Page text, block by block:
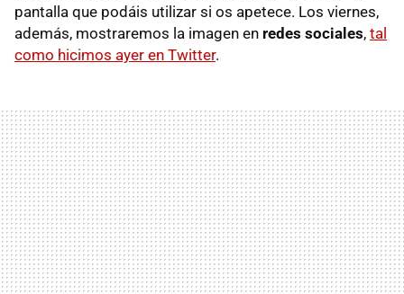
pantalla que podáis utilizar si os apetece. Los viernes,
además, mostraremos la imagen en redes sociales, tal
como hicimos ayer en Twitter.